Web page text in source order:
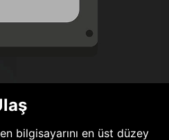
bilgisayarını en üst düzey